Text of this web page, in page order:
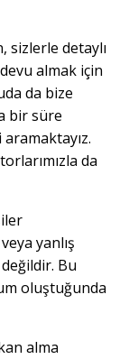
sizlerle detaylı
almak için
da bize
bir süre
da
yanlış
Bu
oluştuğunda
alma